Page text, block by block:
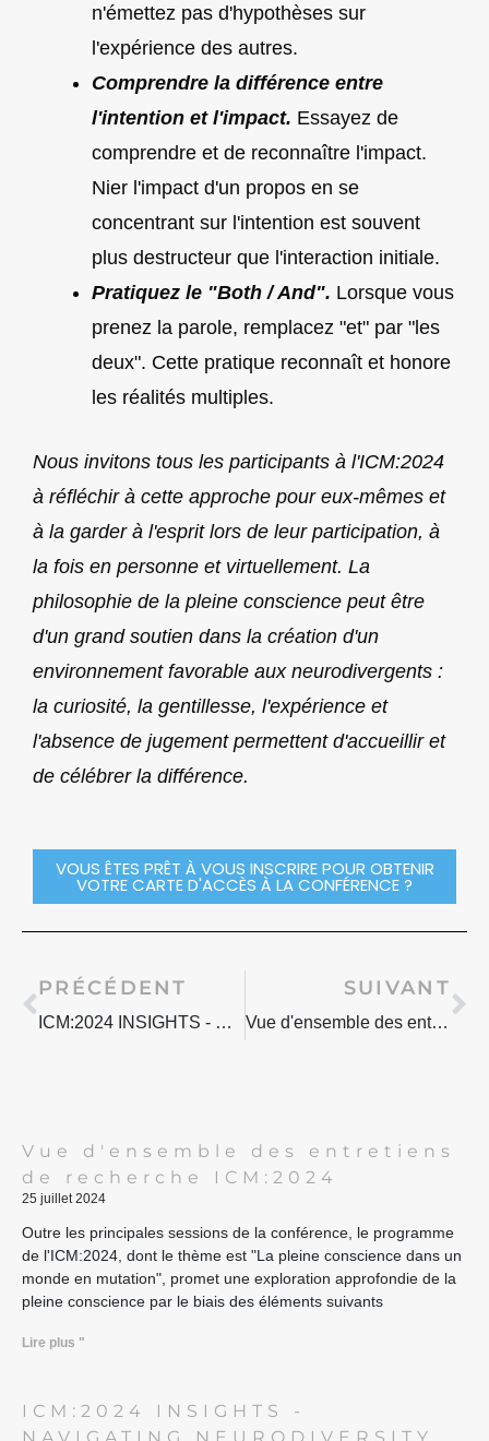
n'émettez pas d'hypothèses sur
l'expérience des autres.
Comprendre la différence entre
l'intention et l'impact. Essayez de
comprendre et de reconnaître l'impact.
Nier l'impact d'un propos en se
concentrant sur l'intention est souvent
plus destructeur que l'interaction initiale.
Pratiquez le "Both / And". Lorsque vous
prenez la parole, remplacez "et" par "les
deux". Cette pratique reconnaît et honore
les réalités multiples.
Nous invitons tous les participants à l'ICM:2024
à réfléchir à cette approche pour eux-mêmes et
à la garder à l'esprit lors de leur participation, à
la fois en personne et virtuellement. La
philosophie de la pleine conscience peut être
d'un grand soutien dans la création d'un
environnement favorable aux neurodivergents :
la curiosité, la gentillesse, l'expérience et
l'absence de jugement permettent d'accueillir et
de célébrer la différence.
VOUS ÊTES PRÊT À VOUS INSCRIRE POUR OBTENIR
VOTRE CARTE D'ACCÈS À LA CONFÉRENCE ?
Prévenir
PRÉCÉDENT
ICM:2024 INSIGHTS - NAVIGATING NEURODIVERSITY PT.4
SUIVANT
Vue d'ensemble des entretiens de recherche ICM:2024
Vue d'ensemble des entretiens
de recherche ICM:2024
25 juillet 2024
Outre les principales sessions de la conférence, le programme
de l'ICM:2024, dont le thème est "La pleine conscience dans un
monde en mutation", promet une exploration approfondie de la
pleine conscience par le biais des éléments suivants
Lire plus "
ICM:2024 INSIGHTS -